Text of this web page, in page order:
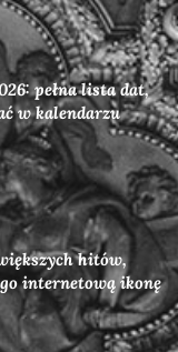
pełna lista dat,
w kalendarzu
hitów,
internetową ikonę